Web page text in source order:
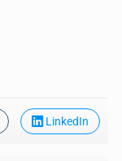
LinkedIn